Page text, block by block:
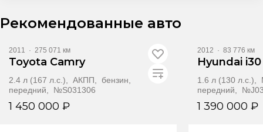
Рекомендованные авто
2011 · 275 071 км
Toyota Camry
2.4 л (167 л.с.), АКПП, бензин,
передний, №S031306
1 450 000 ₽
2012 · 83 776 км
Hyundai i30
1.6 л (130
передний,
1 390 000 ₽